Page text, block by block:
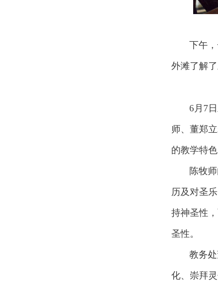
下午
外滩了解
6月7
师、董郑
的教学特
陈牧
历及对圣
持神圣性
圣性。
教务
化、崇拜